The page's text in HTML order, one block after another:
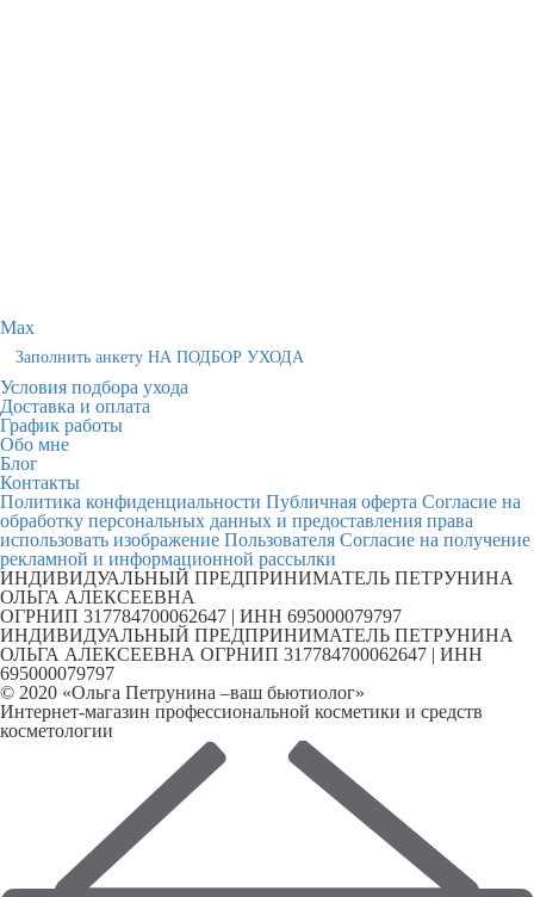
Max
Заполнить анкету НА ПОДБОР УХОДА
Условия подбора ухода
Доставка и оплата
График работы
Обо мне
Блог
Контакты
Политика конфиденциальности Публичная оферта Согласие на
обработку персональных данных и предоставления права
использовать изображение Пользователя Согласие на получение
рекламной и информационной рассылки
ИНДИВИДУАЛЬНЫЙ ПРЕДПРИНИМАТЕЛЬ ПЕТРУНИНА
ОЛЬГА АЛЕКСЕЕВНА
ОГРНИП 317784700062647 | ИНН 695000079797
ИНДИВИДУАЛЬНЫЙ ПРЕДПРИНИМАТЕЛЬ ПЕТРУНИНА
ОЛЬГА АЛЕКСЕЕВНА ОГРНИП 317784700062647 | ИНН
695000079797
© 2020 «Ольга Петрунина –ваш бьютиолог»
Интернет-магазин профессиональной косметики и средств
косметологии